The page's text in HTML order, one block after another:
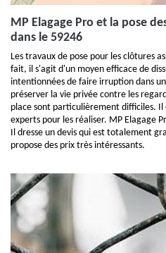
MP Elagage Pro et la pose
dans le 59246
Les travaux de pose pour les clôtures
fait, il s'agit d'un moyen efficace de
intentionnées de faire irruption dans
préserver la vie privée contre les
place sont particulièrement difficiles.
experts pour les réaliser. MP Elagage
Il dresse un devis qui est totalement
propose des prix très intéressants.